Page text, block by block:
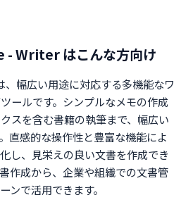
Writer はこんな方向け
幅広い用途に対応する多機能なワ
ールです。シンプルなメモの作成
スを含む書籍の執筆まで、幅広い
直感的な操作性と豊富な機能によ
し、見栄えの良い文書を作成でき
作成から、企業や組織での文書管
ンで活用できます。